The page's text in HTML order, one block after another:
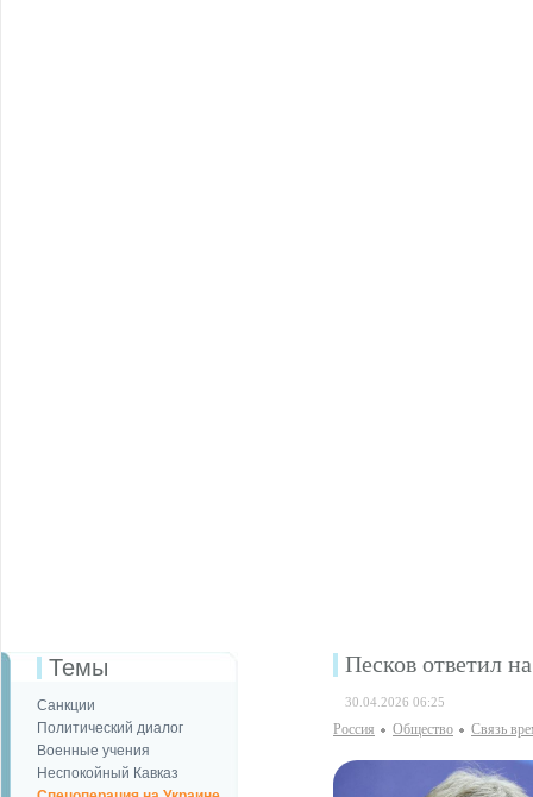
Темы
Санкции
Политический диалог
Военные учения
Неспокойный Кавказ
Песков ответил
30.04.2026 06:25
Россия Общество Связь